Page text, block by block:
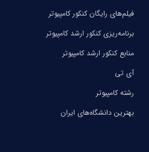
فیلم‌های رایگان کنکور کامپیوتر
برنامه‌ریزی کنکور ارشد کامپیوتر
منابع کنکور ارشد کامپیوتر
آی تی
رشته کامپیوتر
بهترین دانشگاه‌های ایران